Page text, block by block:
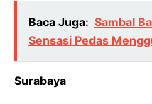
Baca Juga: Sambal
Sensasi Pedas
Surabaya